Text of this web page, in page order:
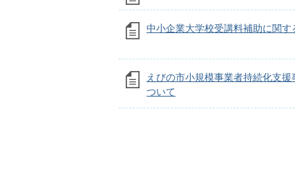
中小企業大学校受講料補助に関す
えびの市小規模事業者持続化支援
ついて